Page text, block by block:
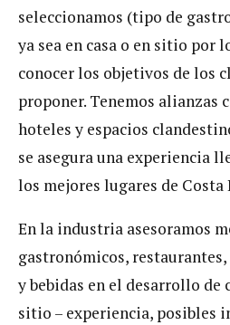
seleccionamos (tipo de
ya sea en casa o en sitio por
conocer los objetivos de los
proponer. Tenemos alianzas
hoteles y espacios
se asegura una experiencia
los mejores lugares de Costa
En la industria asesoramos
gastronómicos,
y bebidas en el desarrollo
sitio – experiencia, posibles